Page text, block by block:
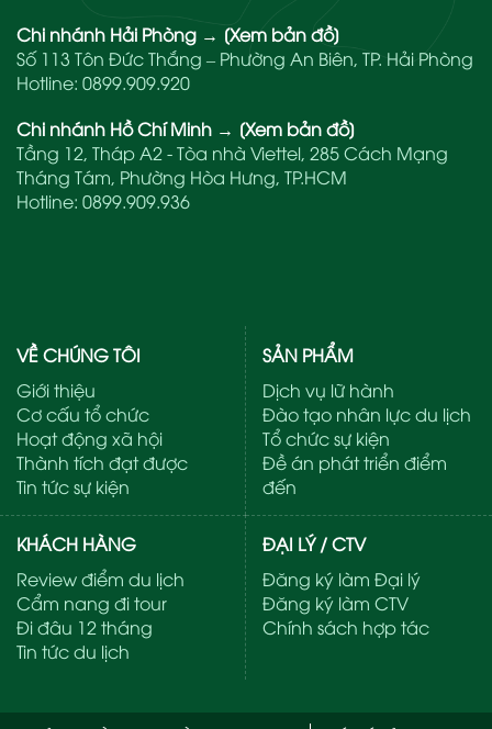
Chi nhánh Hải Phòng → [Xem bản đồ]
Số 113 Tôn Đức Thắng – Phường An Biên, TP. Hải Phòng
Hotline: 0899.909.920
Chi nhánh Hồ Chí Minh → [Xem bản đồ]
Tầng 12, Tháp A2 - Tòa nhà Viettel, 285 Cách Mạng
Tháng Tám, Phường Hòa Hưng, TP.HCM
Hotline: 0899.909.936
VỀ CHÚNG TÔI
Giới thiệu
Cơ cấu tổ chức
Hoạt động xã hội
Thành tích đạt được
Tin tức sự kiện
SẢN PHẨM
Dịch vụ lữ hành
Đào tạo nhân lực du lịch
Tổ chức sự kiện
Đề án phát triển điểm
đến
KHÁCH HÀNG
Review điểm du lịch
Cẩm nang đi tour
Đi đâu 12 tháng
Tin tức du lịch
ĐẠI LÝ / CTV
Đăng ký làm Đại lý
Đăng ký làm CTV
Chính sách hợp tác